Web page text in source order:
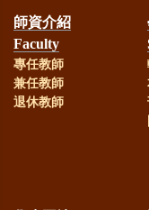
部113年教學
教授榮獲國
師資介紹
Faculty
專任教師
兼任教師
退休教師